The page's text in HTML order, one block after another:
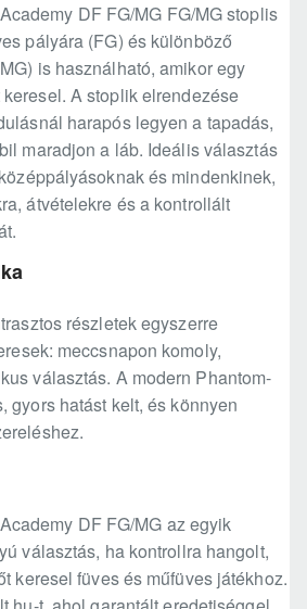
DF FG/MG FG/MG stoplis
pályára (FG) és különböző
is használható, amikor egy
A stoplik elrendezése
harapós legyen a tapadás,
maradjon a láb. Ideális választás
és mindenkinek,
átvételekre és a kontrollált
részletek egyszerre
meccsnapon komoly,
választás. A modern Phantom-
gyors hatást kelt, és könnyen
DF FG/MG az egyik
választás, ha kontrollra hangolt,
keresel füves és műfüves játékhoz.